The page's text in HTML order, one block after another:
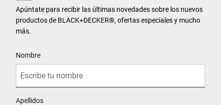
Apúntate para recibir las últimas novedades sobre los nuevos
productos de BLACK+DECKER®, ofertas especiales y mucho
más.
Nombre
Apellidos